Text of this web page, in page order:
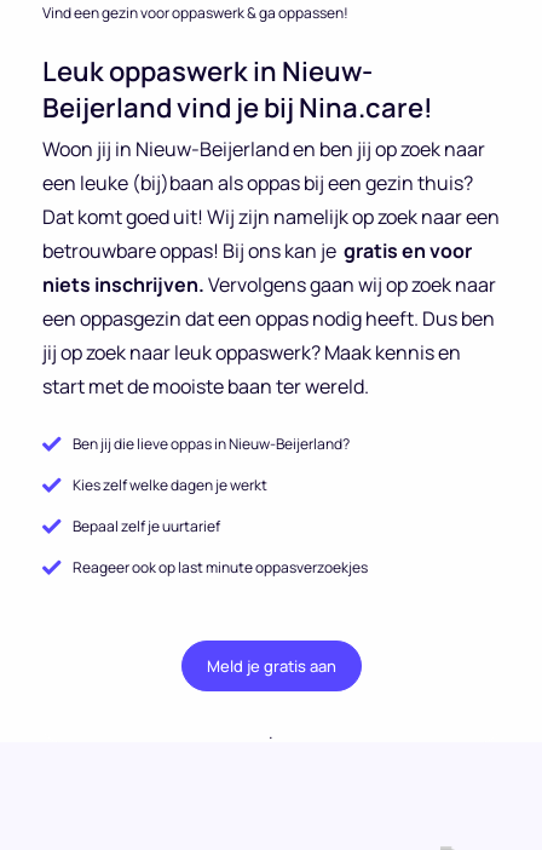
Vind een gezin voor oppaswerk & ga oppassen!
Leuk oppaswerk in Nieuw-
Beijerland vind je bij Nina.care!
Woon jij in Nieuw-Beijerland en ben jij op zoek naar
een leuke (bij)baan als oppas bij een gezin thuis?
Dat komt goed uit! Wij zijn namelijk op zoek naar een
betrouwbare oppas! Bij ons kan je gratis en voor
niets inschrijven.Vervolgens gaan wij op zoek naar
een oppasgezin dat een oppas nodig heeft. Dus ben
jij op zoek naar leuk oppaswerk? Maak kennis en
start met de mooiste baan ter wereld.
Ben jij die lieve oppas in Nieuw-Beijerland?
Kies zelf welke dagen je werkt
Bepaal zelf je uurtarief
Reageer ook op last minute oppasverzoekjes
Meld je gratis aan
.